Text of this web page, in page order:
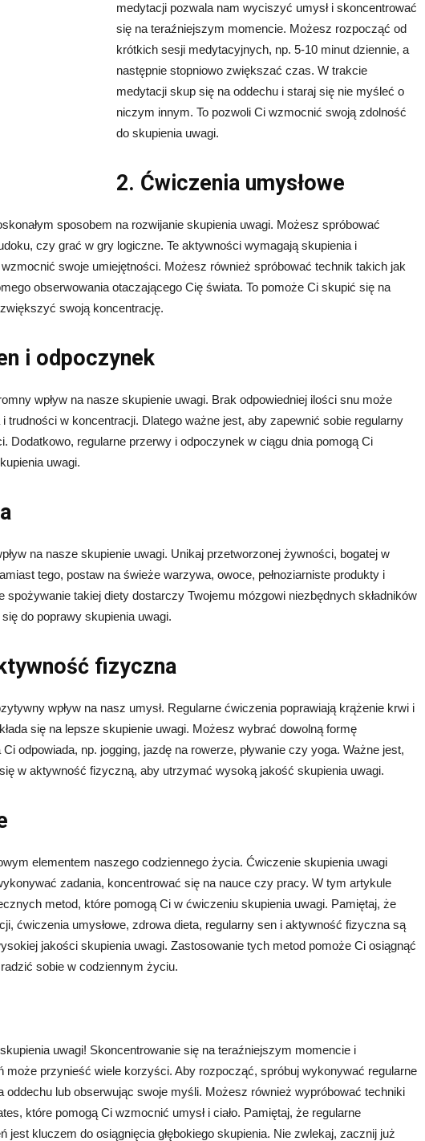
medytacji pozwala nam wyciszyć umysł i skoncentrować
się na teraźniejszym momencie. Możesz rozpocząć od
krótkich sesji medytacyjnych, np. 5-10 minut dziennie, a
następnie stopniowo zwiększać czas. W trakcie
medytacji skup się na oddechu i staraj się nie myśleć o
niczym innym. To pozwoli Ci wzmocnić swoją zdolność
do skupienia uwagi.
2. Ćwiczenia umysłowe
sposobem na rozwijanie skupienia uwagi. Możesz spróbować
czy grać w gry logiczne. Te aktywności wymagają skupienia i
swoje umiejętności. Możesz również spróbować technik takich jak
obserwowania otaczającego Cię świata. To pomoże Ci skupić się na
swoją koncentrację.
i odpoczynek
wpływ na nasze skupienie uwagi. Brak odpowiedniej ilości snu może
trudności w koncentracji. Dlatego ważne jest, aby zapewnić sobie regularny
Dodatkowo, regularne przerwy i odpoczynek w ciągu dnia pomogą Ci
uwagi.
na nasze skupienie uwagi. Unikaj przetworzonej żywności, bogatej w
tego, postaw na świeże warzywa, owoce, pełnoziarniste produkty i
spożywanie takiej diety dostarczy Twojemu mózgowi niezbędnych składników
do poprawy skupienia uwagi.
fizyczna
wpływ na nasz umysł. Regularne ćwiczenia poprawiają krążenie krwi i
się na lepsze skupienie uwagi. Możesz wybrać dowolną formę
odpowiada, np. jogging, jazdę na rowerze, pływanie czy yoga. Ważne jest,
w aktywność fizyczną, aby utrzymać wysoką jakość skupienia uwagi.
elementem naszego codziennego życia. Ćwiczenie skupienia uwagi
zadania, koncentrować się na nauce czy pracy. W tym artykule
metod, które pomogą Ci w ćwiczeniu skupienia uwagi. Pamiętaj, że
ćwiczenia umysłowe, zdrowa dieta, regularny sen i aktywność fizyczna są
jakości skupienia uwagi. Zastosowanie tych metod pomoże Ci osiągnąć
sobie w codziennym życiu.
uwagi! Skoncentrowanie się na teraźniejszym momencie i
może przynieść wiele korzyści. Aby rozpocząć, spróbuj wykonywać regularne
oddechu lub obserwując swoje myśli. Możesz również wypróbować techniki
które pomogą Ci wzmocnić umysł i ciało. Pamiętaj, że regularne
jest kluczem do osiągnięcia głębokiego skupienia. Nie zwlekaj, zacznij już